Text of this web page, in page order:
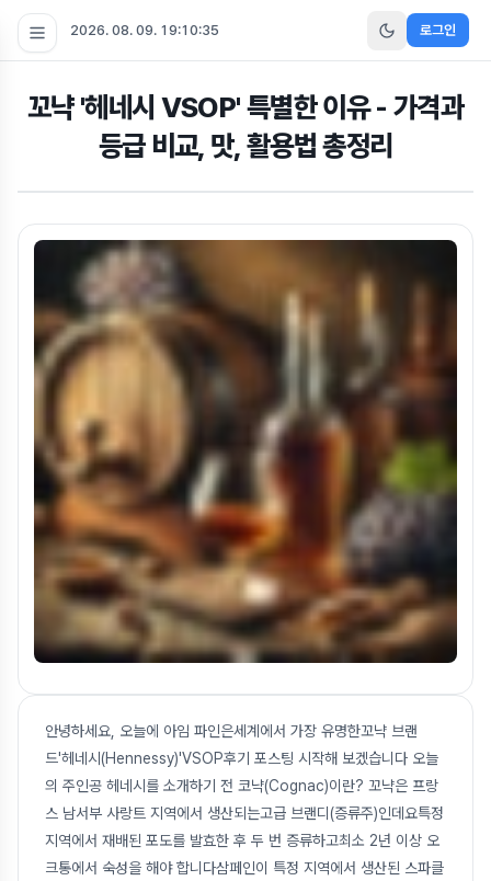
2026. 08. 09. 19:10:36 로그인
꼬냑 '헤네시 VSOP' 특별한 이유 - 가격과
등급 비교, 맛, 활용법 총정리
안녕하세요, 오늘에 아임 파인은세계에서 가장 유명한꼬냑 브랜
드'헤네시(Hennessy)'VSOP후기 포스팅 시작해 보겠습니다 오늘
의 주인공 헤네시를 소개하기 전 코냑(Cognac)이란? 꼬냑은 프랑
스 남서부 사랑트 지역에서 생산되는고급 브랜디(증류주)인데요특정
지역에서 재배된 포도를 발효한 후 두 번 증류하고최소 2년 이상 오
크통에서 숙성을 해야 합니다삼페인이 특정 지역에서 생산된 스파클